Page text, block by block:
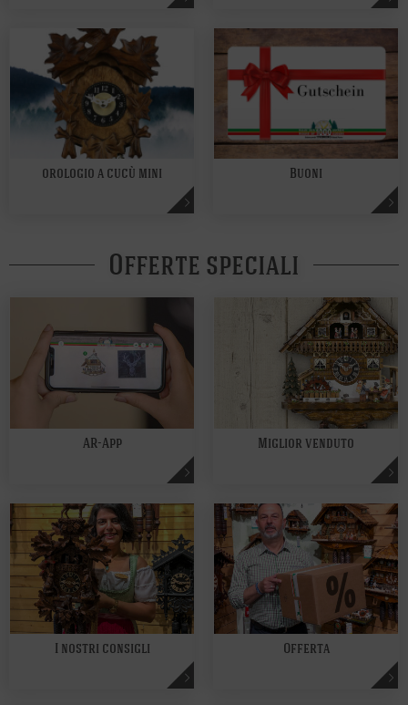
orologio a cucù mini Buoni
Offerte speciali
AR-App Miglior venduto
I nostri consigli Offerta